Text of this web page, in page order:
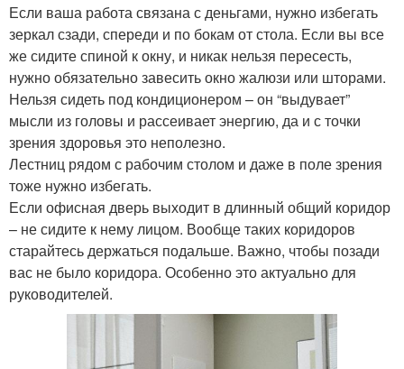
Если ваша работа связана с деньгами, нужно избегать
зеркал сзади, спереди и по бокам от стола. Если вы все
же сидите спиной к окну, и никак нельзя пересесть,
нужно обязательно завесить окно жалюзи или шторами.
Нельзя сидеть под кондиционером – он “выдувает”
мысли из головы и рассеивает энергию, да и с точки
зрения здоровья это неполезно.
Лестниц рядом с рабочим столом и даже в поле зрения
тоже нужно избегать.
Если офисная дверь выходит в длинный общий коридор
– не сидите к нему лицом. Вообще таких коридоров
старайтесь держаться подальше. Важно, чтобы позади
вас не было коридора. Особенно это актуально для
руководителей.